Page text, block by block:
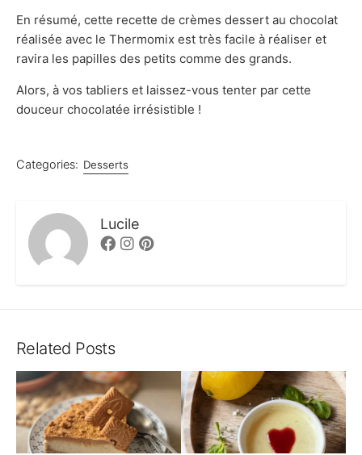
En résumé, cette recette de crèmes dessert au chocolat
réalisée avec le Thermomix est très facile à réaliser et
ravira les papilles des petits comme des grands.
Alors, à vos tabliers et laissez-vous tenter par cette
douceur chocolatée irrésistible !
Categories: Desserts
Lucile
FacebookInstagram
Pinterest
Related Posts